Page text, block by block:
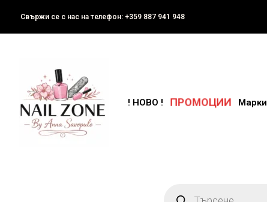
Свържи се с нас на телефон: +359 887 941 948
! НОВО ! ПРОМОЦИИ Марки